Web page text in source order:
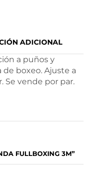
ADICIONAL
a puños y
de boxeo. Ajuste a
Se vende por par.
FULLBOXING 3M”